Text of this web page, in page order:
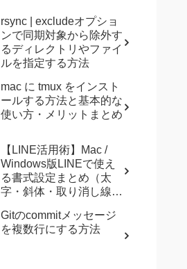
rsync | excludeオプショ
ンで同期対象から除外す
るディレクトリやファイ
ルを指定する方法
mac に tmux をインスト
ールする方法と基本的な
使い方・メリットまとめ
【LINE活用術】Mac /
Windows版LINEで使え
る書式設定まとめ（太
字・斜体・取り消し線・
Gitのcommitメッセージ
を複数行にする方法